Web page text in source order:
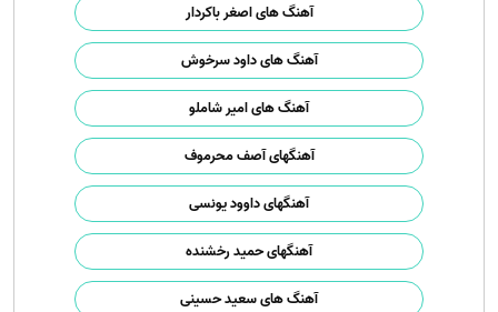
آهنگ های اصغر باکردار
آهنگ های داود سرخوش
آهنگ های امیر شاملو
آهنگهای آصف محرموف
آهنگهای داوود یونسی
آهنگهای حمید رخشنده
آهنگ های سعید حسینی